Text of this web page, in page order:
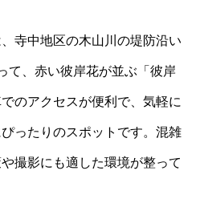
寺中地区の木山川の堤防沿い
て、赤い彼岸花が並ぶ「彼岸
のアクセスが便利で、気軽に
ったりのスポットです。混雑
撮影にも適した環境が整って